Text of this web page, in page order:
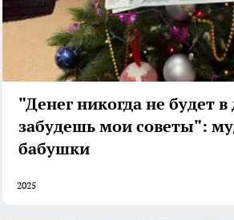
"Денег никогда не будет
забудешь мои советы":
бабушки
2025